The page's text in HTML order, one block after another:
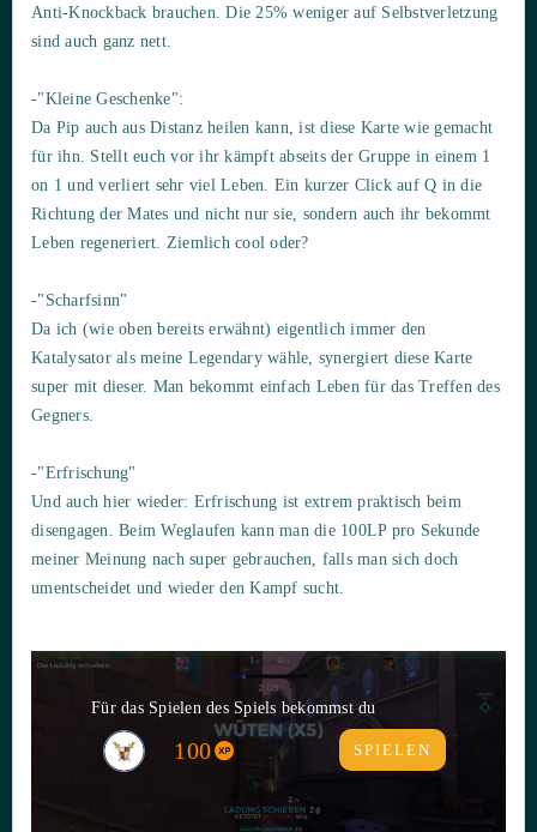
Anti-Knockback brauchen. Die 25% weniger auf Selbstverletzung
sind auch ganz nett.
-"Kleine Geschenke":
Da Pip auch aus Distanz heilen kann, ist diese Karte wie gemacht
für ihn. Stellt euch vor ihr kämpft abseits der Gruppe in einem 1
on 1 und verliert sehr viel Leben. Ein kurzer Click auf Q in die
Richtung der Mates und nicht nur sie, sondern auch ihr bekommt
Leben regeneriert. Ziemlich cool oder?
-"Scharfsinn"
Da ich (wie oben bereits erwähnt) eigentlich immer den
Katalysator als meine Legendary wähle, synergiert diese Karte
super mit dieser. Man bekommt einfach Leben für das Treffen des
Gegners.
-"Erfrischung"
Und auch hier wieder: Erfrischung ist extrem praktisch beim
disengagen. Beim Weglaufen kann man die 100LP pro Sekunde
meiner Meinung nach super gebrauchen, falls man sich doch
umentscheidet und wieder den Kampf sucht.
Für das Spielen des Spiels bekommst du
100 SPIELEN